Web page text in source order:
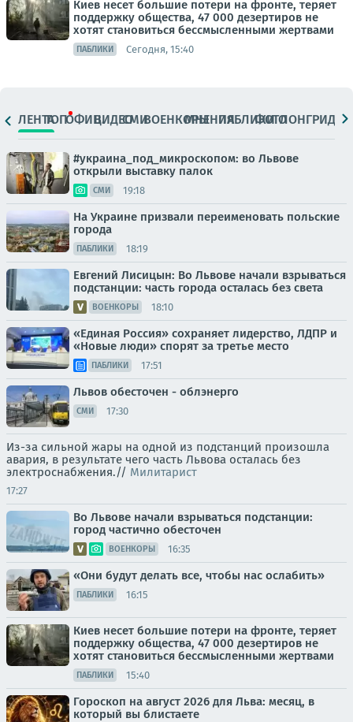
Киев несет большие потери на фронте, теряет
поддержку общества, 47 000 дезертиров не
хотят становиться бессмысленными жертвами
ПАБЛИКИ Сегодня, 15:40
ЛЕНТАТОПОФИЦ.ВИДЕОСМИВОЕНКОРЫМНЕНИЯПАБЛИКИ
ФОТОЛОНГРИДЫ
#украина_под_микроскопом: во Львове
открыли выставку палок
СМИ 19:18
На Украине призвали переименовать польские
города
ПАБЛИКИ 18:19
Евгений Лисицын: Во Львове начали взрываться
подстанции: часть города осталась без света
ВОЕНКОРЫ 18:10
«Единая Россия» сохраняет лидерство, ЛДПР и
«Новые люди» спорят за третье место
ПАБЛИКИ 17:51
Львов обесточен - облэнерго
СМИ 17:30
Из-за сильной жары на одной из подстанций произошла
авария, в результате чего часть Львова осталась без
электроснабжения.// Милитарист
17:27
Во Львове начали взрываться подстанции:
город частично обесточен
ВОЕНКОРЫ 16:35
«Они будут делать все, чтобы нас ослабить»
ПАБЛИКИ 16:15
Киев несет большие потери на фронте, теряет
поддержку общества, 47 000 дезертиров не
хотят становиться бессмысленными жертвами
ПАБЛИКИ 15:40
Гороскоп на август 2026 для Льва: месяц, в
который вы блистаете